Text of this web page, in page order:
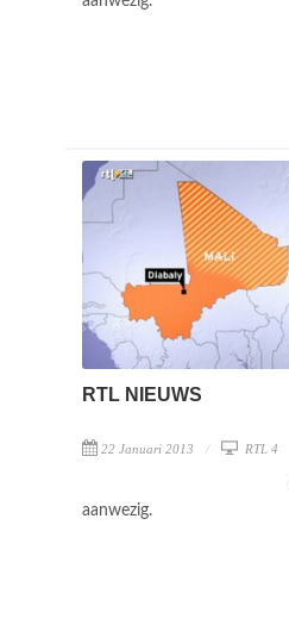
RTL NIEUWS
22 Januari 2013 RTL 4
aanwezig.